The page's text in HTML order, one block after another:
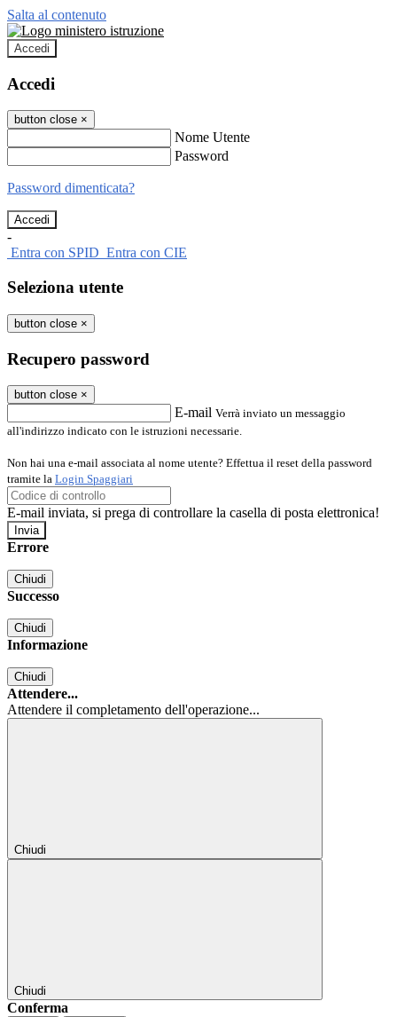
Salta al contenuto
Accedi
Accedi
button close ×
Nome Utente
Password
Password dimenticata?
-
Entra con SPID Entra con CIE
Seleziona utente
button close ×
Recupero password
button close ×
E-mail Verrà inviato un messaggio
all'indirizzo indicato con le istruzioni necessarie.
Non hai una e-mail associata al nome utente? Effettua il reset della password
tramite la Login Spaggiari
E-mail inviata, si prega di controllare la casella di posta elettronica!
Errore
Chiudi
Successo
Chiudi
Informazione
Chiudi
Attendere...
Attendere il completamento dell'operazione...
Chiudi
Chiudi
Conferma